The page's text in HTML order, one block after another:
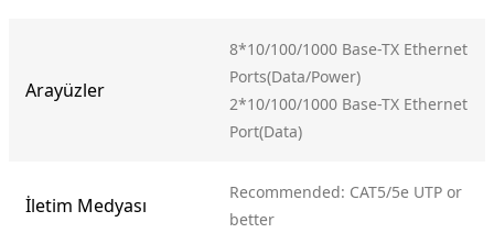
Arayüzler
8*10/100/1000 Base-TX Ethernet
Ports(Data/Power)
2*10/100/1000 Base-TX Ethernet
Port(Data)
İletim Medyası
Recommended: CAT5/5e UTP or
better